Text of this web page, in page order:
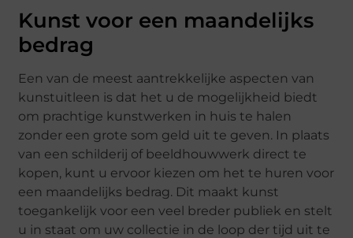
Kunst voor een maandelijks
bedrag
Een van de meest aantrekkelijke aspecten van
kunstuitleen is dat het u de mogelijkheid biedt
om prachtige kunstwerken in huis te halen
zonder een grote som geld uit te geven. In plaats
van een schilderij of beeldhouwwerk direct te
kopen, kunt u ervoor kiezen om het te huren voor
een maandelijks bedrag. Dit maakt kunst
toegankelijk voor een veel breder publiek en stelt
u in staat om uw collectie in de loop der tijd uit te